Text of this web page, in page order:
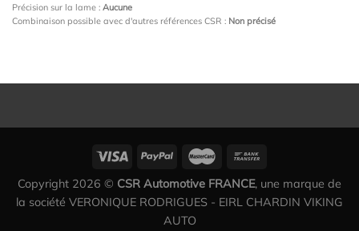
Précision sur la lame : Aucune
Combinaison possible avec d'autres références CSR : Non précisé
Copyright 2026 © CSR Automotive FRANCE, une marque de
la société VERONIQUE RODRIGUES - EIRL CHARDIN VIKING
AUTO